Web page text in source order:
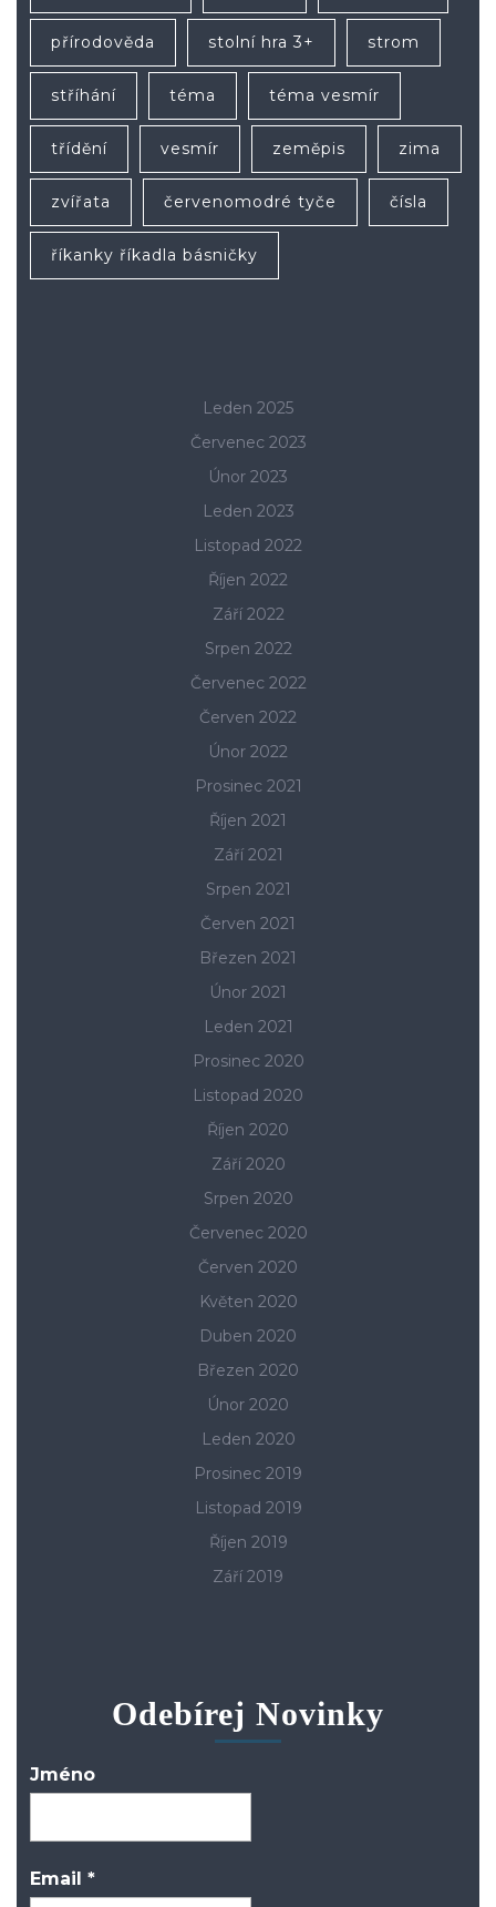
přírodověda stolní hra 3+ strom
stříhání téma téma vesmír
třídění vesmír zeměpis zima
zvířata červenomodré tyče čísla
říkanky říkadla básničky
Leden 2025
Červenec 2023
Únor 2023
Leden 2023
Listopad 2022
Říjen 2022
Září 2022
Srpen 2022
Červenec 2022
Červen 2022
Únor 2022
Prosinec 2021
Říjen 2021
Září 2021
Srpen 2021
Červen 2021
Březen 2021
Únor 2021
Leden 2021
Prosinec 2020
Listopad 2020
Říjen 2020
Září 2020
Srpen 2020
Červenec 2020
Červen 2020
Květen 2020
Duben 2020
Březen 2020
Únor 2020
Leden 2020
Prosinec 2019
Listopad 2019
Říjen 2019
Září 2019
Odebírej Novinky
Jméno
Email *